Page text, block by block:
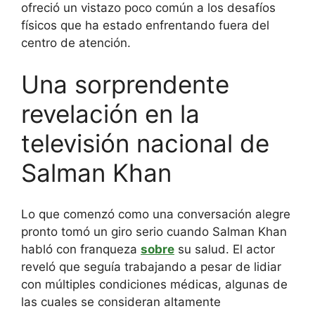
ofreció un vistazo poco común a los desafíos
físicos que ha estado enfrentando fuera del
centro de atención.
Una sorprendente
revelación en la
televisión nacional de
Salman Khan
Lo que comenzó como una conversación alegre
pronto tomó un giro serio cuando Salman Khan
habló con franqueza sobre su salud. El actor
reveló que seguía trabajando a pesar de lidiar
con múltiples condiciones médicas, algunas de
las cuales se consideran altamente